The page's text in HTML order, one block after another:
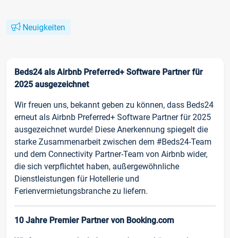
Neuigkeiten
Beds24 als Airbnb Preferred+ Software Partner für
2025 ausgezeichnet
Wir freuen uns, bekannt geben zu können, dass Beds24
erneut als Airbnb Preferred+ Software Partner für 2025
ausgezeichnet wurde! Diese Anerkennung spiegelt die
starke Zusammenarbeit zwischen dem #Beds24-Team
und dem Connectivity Partner-Team von Airbnb wider,
die sich verpflichtet haben, außergewöhnliche
Dienstleistungen für Hotellerie und
Ferienvermietungsbranche zu liefern.
10 Jahre Premier Partner von Booking.com